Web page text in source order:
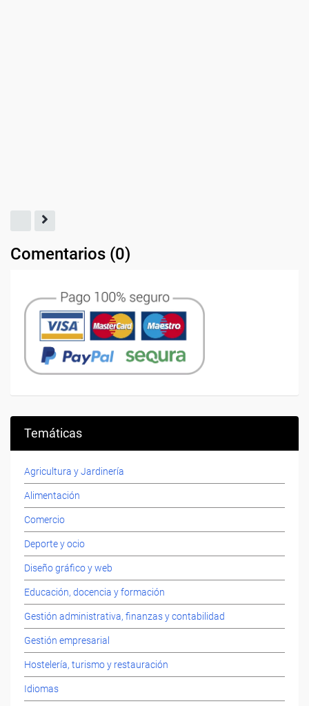
Comentarios (0)
Temáticas
Agricultura y Jardinería
Alimentación
Comercio
Deporte y ocio
Diseño gráfico y web
Educación, docencia y formación
Gestión administrativa, finanzas y contabilidad
Gestión empresarial
Hostelería, turismo y restauración
Idiomas